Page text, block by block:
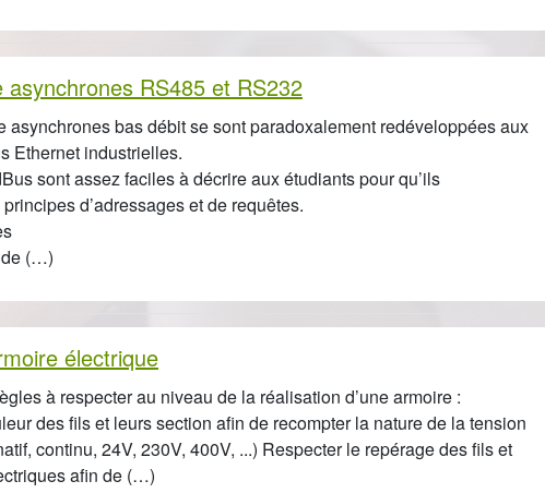
asynchrones RS485 et RS232
asynchrones bas débit se sont paradoxalement redéveloppées aux
Ethernet industrielles.
sont assez faciles à décrire aux étudiants pour qu’ils
d’adressages et de requêtes.
de (…)
électrique
à respecter au niveau de la réalisation d’une armoire :
des fils et leurs section afin de recompter la nature de la tension
continu, 24V, 230V, 400V, ...) Respecter le repérage des fils et
afin de (…)